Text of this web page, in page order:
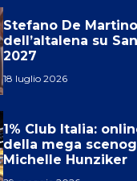
Stefano De
dell’altalena su
2027
18 luglio 2026
1% Club Italia:
della mega
Michelle Hunziker